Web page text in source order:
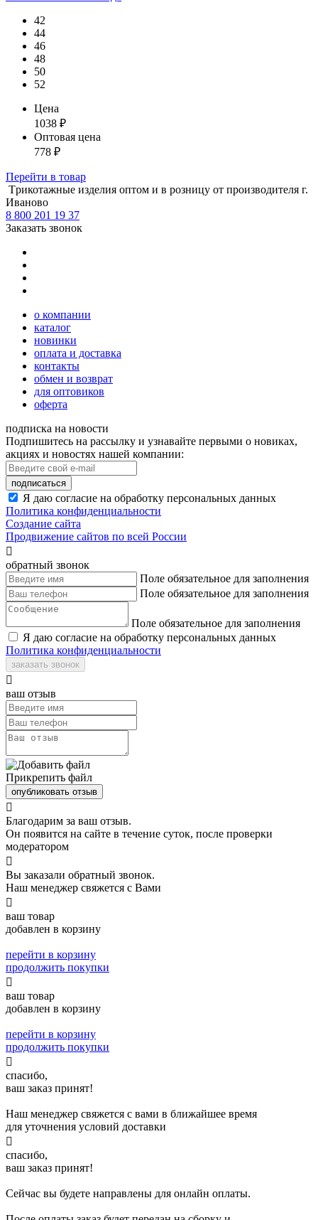
42
44
46
48
50
52
Цена
1038 ₽
Оптовая цена
778 ₽
Перейти в товар
Tрикотажные изделия оптом и в розницу от производителя г.
Иваново
8 800 201 19 37
Заказать звонок
о компании
каталог
новинки
оплата и доставка
контакты
обмен и возврат
для оптовиков
оферта
подписка на новости
Подпишитесь на рассылку и узнавайте первыми о новиках,
акциях и новостях нашей компании:
подписаться
Я даю согласие на обработку персональных данных
Политика конфиденциальности
Создание сайта
Продвижение сайтов по всей России

обратный звонок
Поле обязательное для заполнения
Поле обязательное для заполнения
Поле обязательное для заполнения
Я даю согласие на обработку персональных данных
Политика конфиденциальности
заказать звонок

ваш отзыв
Прикрепить файл
опубликовать отзыв

Благодарим за ваш отзыв.
Он появится на сайте в течение суток, после проверки
модератором

Вы заказали обратный звонок.
Наш менеджер свяжется с Вами

ваш товар
добавлен в корзину
перейти в корзину
продолжить покупки

ваш товар
добавлен в корзину
перейти в корзину
продолжить покупки

спасибо,
ваш заказ принят!
Наш менеджер свяжется с вами в ближайшее время
для уточнения условий доставки

спасибо,
ваш заказ принят!
Сейчас вы будете направлены для онлайн оплаты.